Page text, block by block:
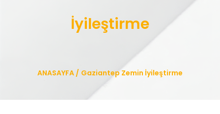
İyileştirme
ANASAYFA / Gaziantep Zemin İyileştirme